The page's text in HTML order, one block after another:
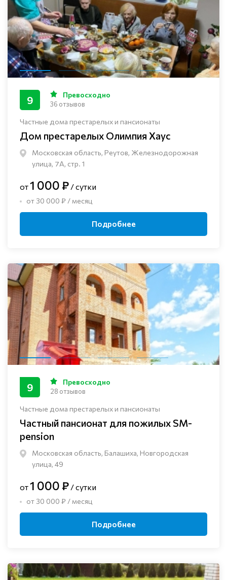
Частные дома престарелых и пансионаты
Дом престарелых Олимпия Хаус
Московская область, Реутов, Железнодорожная
улица, 7А, стр. 1
9 Превосходно
36 отзывов
от1 000 ₽ / сутки
от 30 000 ₽ / месяц
Подробнее
Частные дома престарелых и пансионаты
Частный пансионат для пожилых SM-
pension
Московская область, Балашиха, Новгородская
улица, 49
9 Превосходно
28 отзывов
от1 000 ₽ / сутки
от 30 000 ₽ / месяц
Подробнее